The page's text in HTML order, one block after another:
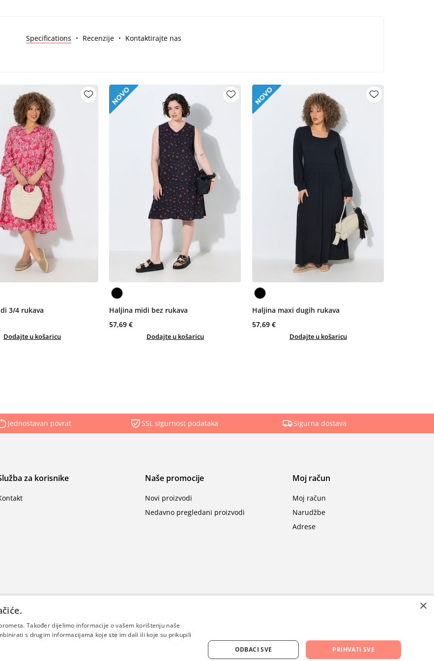
Specifications Recenzije Kontaktirajte nas
3/4 rukava
Dodajte u košaricu
Haljina midi bez rukava
57,69 €
Dodajte u košaricu
Haljina maxi dugih rukava
57,69 €
Dodajte u košaricu
Jednostavan povrat SSL sigurnost podataka Sigurna dostava
za korisnike Naše promocije
Novi proizvodi
Nedavno pregledani proizvodi
Moj račun
Moj račun
Narudžbe
Adrese
×
Također dijelimo informacije o vašem korištenju naše
s drugim informacijama koje ste im dali ili koje su prikupili
PRIHVATI SVE
ODBACI SVE